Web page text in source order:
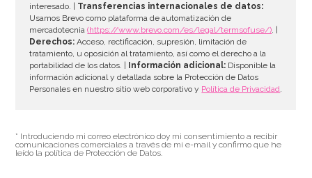
interesado. | Transferencias internacionales de datos:
Usamos Brevo como plataforma de automatización de
mercadotecnia(https://www.brevo.com/es/legal/termsofuse/). |
Derechos: Acceso, rectificación, supresión, limitación de
tratamiento, u oposición al tratamiento, así como el derecho a la
portabilidad de los datos. |
Información adicional: Disponible la
información adicional y detallada sobre la Protección de Datos
Personales en nuestro sitio web corporativo y Política de Privacidad.
* Introduciendo mi correo electrónico doy mi consentimiento a recibir
comunicaciones comerciales a través de mi e-mail y confirmo que he
leído la política de Protección de Datos.